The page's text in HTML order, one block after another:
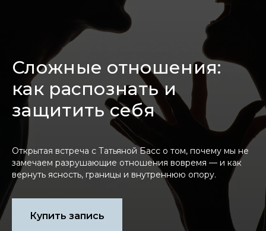
Сложные отношения:
как распознать и
защитить себя
Открытая встреча с Татьяной Басс о том, почему мы не
замечаем разрушающие отношения вовремя — и как
вернуть ясность, границы и внутреннюю опору.
Купить запись